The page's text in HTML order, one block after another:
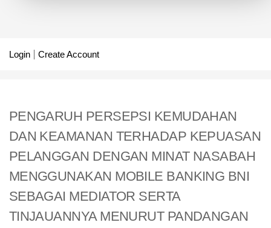
Login Create Account
PENGARUH PERSEPSI KEMUDAHAN
DAN KEAMANAN TERHADAP KEPUASAN
PELANGGAN DENGAN MINAT NASABAH
MENGGUNAKAN MOBILE BANKING BNI
SEBAGAI MEDIATOR SERTA
TINJAUANNYA MENURUT PANDANGAN